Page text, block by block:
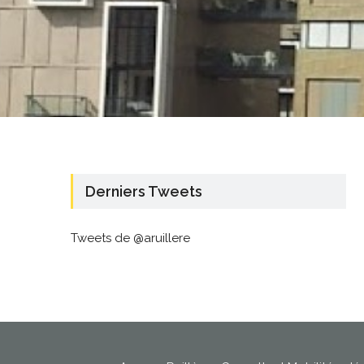
Derniers Tweets
Tweets de @aruillere